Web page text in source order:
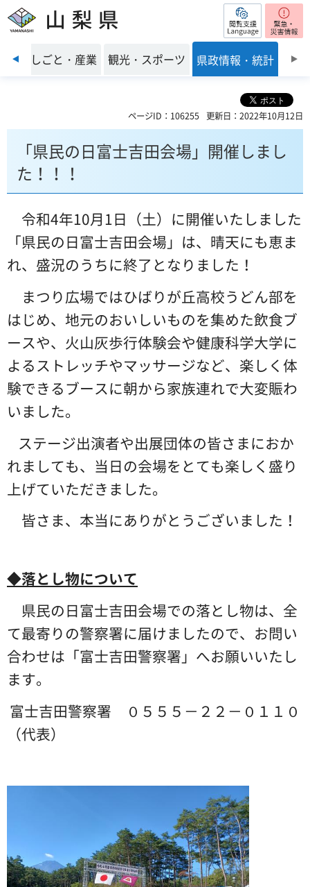
山梨県 閲覧支援
前のスライドを表示
境 しごと・産業 観光・スポーツ 県政情報・統計
ページID：106255 更新日：2022年10月12日
「県民の日富士吉田会場」開催しまし
た！！！
令和4年10月1日（土）に開催いたしました
「県民の日富士吉田会場」は、晴天にも恵ま
れ、盛況のうちに終了となりました！
まつり広場ではひばりが丘高校うどん部を
はじめ、地元のおいしいものを集めた飲食ブ
ースや、火山灰歩行体験会や健康科学大学に
よるストレッチやマッサージなど、楽しく体
験できるブースに朝から家族連れで大変賑わ
いました。
ステージ出演者や出展団体の皆さまにおか
れましても、当日の会場をとても楽しく盛り
上げていただきました。
皆さま、本当にありがとうございました！
◆落とし物について
県民の日富士吉田会場での落とし物は、全
て最寄りの警察署に届けましたので、お問い
合わせは「富士吉田警察署」へお願いいたし
ます。
富士吉田警察署 ０５５５－２２－０１１０
（代表）